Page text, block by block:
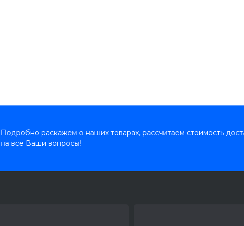
Подробно раскажем о наших товарах, рассчитаем стоимость
на все Ваши вопросы!